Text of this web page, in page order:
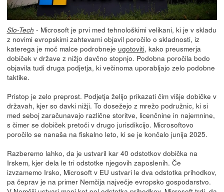
Slo-Tech - Microsoft je prvi med tehnološkimi velikani, ki je v skladu
z novimi evropskimi zahtevami objavil poročilo o skladnosti, iz
katerega je moč malce podrobneje ugotoviti, kako preusmerja
dobiček v države z nižjo davčno stopnjo. Podobna poročila bodo
objavila tudi druga podjetja, ki večinoma uporabljajo zelo podobne
taktike.
Pristop je zelo preprost. Podjetja želijo prikazati čim višje dobičke v
državah, kjer so davki nižji. To dosežejo z mrežo podružnic, ki si
med seboj zaračunavajo različne storitve, licenčnine in najemnine,
s čimer se dobiček pretoči v drugo jurisdikcijo. Microsoftovo
poročilo se nanaša na fiskalno leto, ki se je končalo junija 2025.
Razberemo lahko, da je ustvaril kar 40 odstotkov dobička na
Irskem, kjer dela le tri odstotke njegovih zaposlenih. Če
izvzamemo Irsko, Microsoft v EU ustvari le dva odstotka prihodkov,
pa čeprav je na primer Nemčija največje evropsko gospodarstvo.